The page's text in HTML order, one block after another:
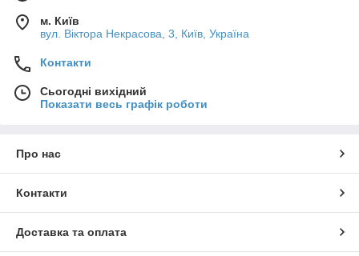
м. Київ
вул. Вiктора Некрасова, 3, Київ, Україна
Контакти
Сьогодні вихідний
Показати весь графік роботи
Про нас
Контакти
Доставка та оплата